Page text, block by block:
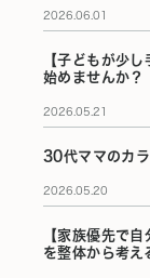
2026.06.01
【子どもが少
始めませんか？
2026.05.21
30代ママのカ
2026.05.20
【家族優先で
を整体から考え